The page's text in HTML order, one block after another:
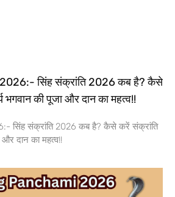
सिंह संक्रांति 2026 कब है? कैसे
भगवान की पूजा और दान का महत्व!!
सिंह संक्रांति 2026 कब है? कैसे करें संक्रांति
दान का महत्व!!